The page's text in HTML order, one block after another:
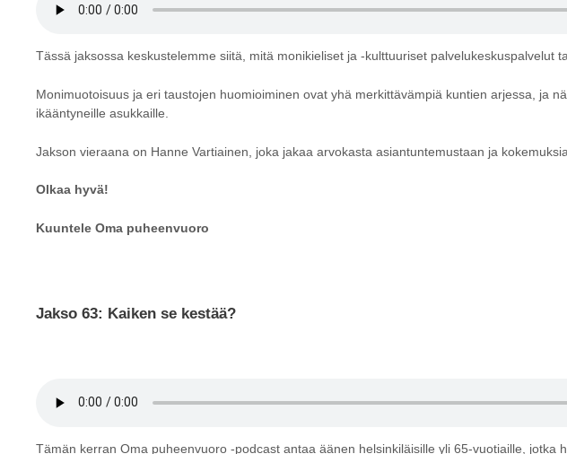
Tässä jaksossa keskustelemme siitä, mitä monikieliset ja -kulttuuriset palvelukeskuspalvelut
Monimuotoisuus ja eri taustojen huomioiminen ovat yhä merkittävämpiä kuntien arjessa, ja
ikääntyneille asukkaille.
Jakson vieraana on Hanne Vartiainen, joka jakaa arvokasta asiantuntemustaan ja
Olkaa hyvä!
Kuuntele Oma puheenvuoro
Jakso 63: Kaiken se kestää?
Tämän kerran Oma puheenvuoro -podcast antaa äänen helsinkiläisille yli 65-vuotiaille, jotka